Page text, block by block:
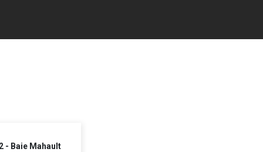
- Baie Mahault